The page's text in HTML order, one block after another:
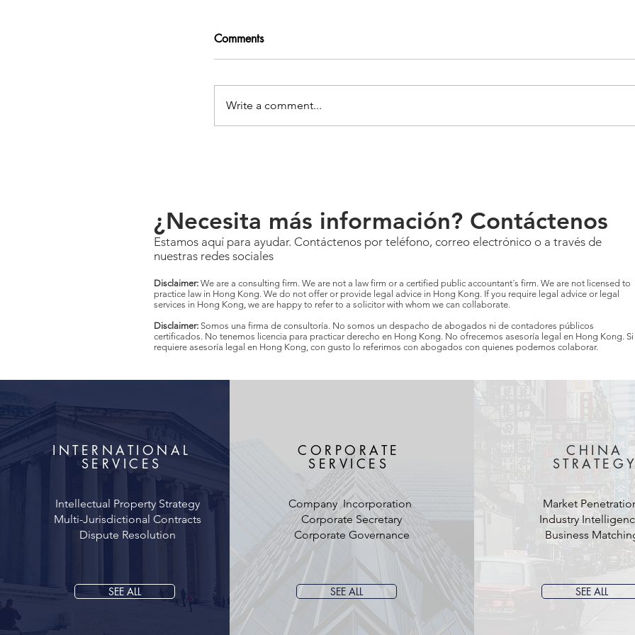
Comments
Write a comment...
¿Necesita más información? Contáctenos
Estamos aquí para ayudar. Contáctenos por teléfono, correo electrónico o a través de
nuestras redes sociales
Disclaimer: We are a consulting firm. We are not a law firm or a certified public accountant´s firm. We are not licensed to
practice law in Hong Kong. We do not offer or provide legal advice in Hong Kong. If you require legal advice or legal
services in Hong Kong, we are happy to refer to a solicitor with whom we can collaborate.
Disclaimer: Somos una firma de consultoría. No somos un despacho de abogados ni de contadores públicos
certificados. No tenemos licencia para practicar derecho en Hong Kong. No ofrecemos asesoría legal en Hong Kong. Si
requiere asesoría legal en Hong Kong, con gusto lo referimos con abogados con quienes podemos colaborar.
INTERNATIONAL
SERVICES
Intellectual Property Strategy
Multi-Jurisdictional Contracts
Dispute Resolution
SEE ALL
CORPORATE
SERVICES
Company Incorporation
Corporate Secretary
Corporate Governance
SEE ALL
CHINA
STRATEGY
Market
Industry
Business
SEE ALL